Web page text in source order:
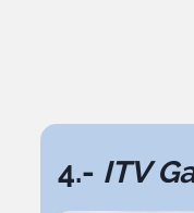
4.- ITV